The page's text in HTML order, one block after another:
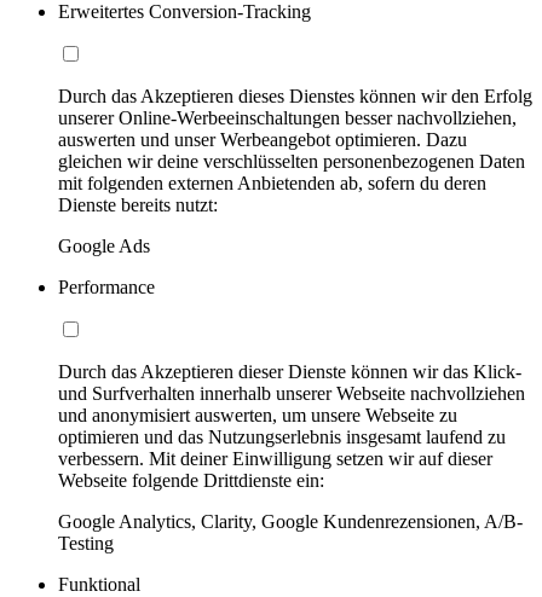
Erweitertes Conversion-Tracking
Durch das Akzeptieren dieses Dienstes können wir den Erfolg
unserer Online-Werbeeinschaltungen besser nachvollziehen,
auswerten und unser Werbeangebot optimieren. Dazu
gleichen wir deine verschlüsselten personenbezogenen Daten
mit folgenden externen Anbietenden ab, sofern du deren
Dienste bereits nutzt:
Google Ads
Performance
Durch das Akzeptieren dieser Dienste können wir das Klick-
und Surfverhalten innerhalb unserer Webseite nachvollziehen
und anonymisiert auswerten, um unsere Webseite zu
optimieren und das Nutzungserlebnis insgesamt laufend zu
verbessern. Mit deiner Einwilligung setzen wir auf dieser
Webseite folgende Drittdienste ein:
Google Analytics, Clarity, Google Kundenrezensionen, A/B-
Testing
Funktional